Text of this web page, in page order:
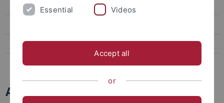
Archiv Anleitungen
Telearbeit
Schulungen
Anleitungen und Skripte
Essential Videos
Accept all
or